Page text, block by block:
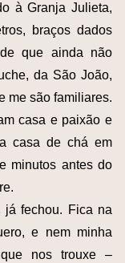
à Granja Julieta,
braços dados
que ainda não
da São João,
me são familiares.
casa e paixão e
casa de chá em
minutos antes do
já fechou. Fica na
e nem minha
nos trouxe –